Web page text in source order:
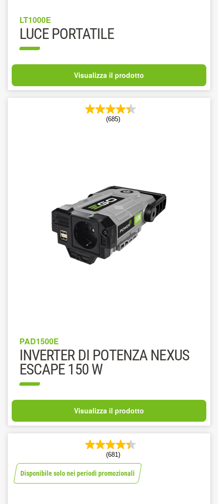
LT1000E
LUCE PORTATILE
Visualizza il prodotto
(685)
PAD1500E
INVERTER DI POTENZA NEXUS
ESCAPE 150 W
Visualizza il prodotto
(681)
Disponibile solo nei periodi promozionali